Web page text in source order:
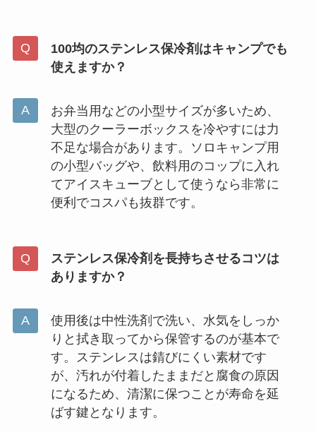
100均のステンレス保冷剤はキャンプでも
使えますか？
お弁当用などの小型サイズが多いため、
大型のクーラーボックスを冷やすには力
不足な場合があります。ソロキャンプ用
の小型バッグや、飲料用のコップに入れ
てアイスキューブとして使うなら非常に
便利でコスパも抜群です。
ステンレス保冷剤を長持ちさせるコツは
ありますか？
使用後は中性洗剤で洗い、水気をしっか
りと拭き取ってから保管するのが基本で
す。ステンレスは錆びにくい素材です
が、汚れが付着したままだと腐食の原因
になるため、清潔に保つことが寿命を延
ばす鍵となります。